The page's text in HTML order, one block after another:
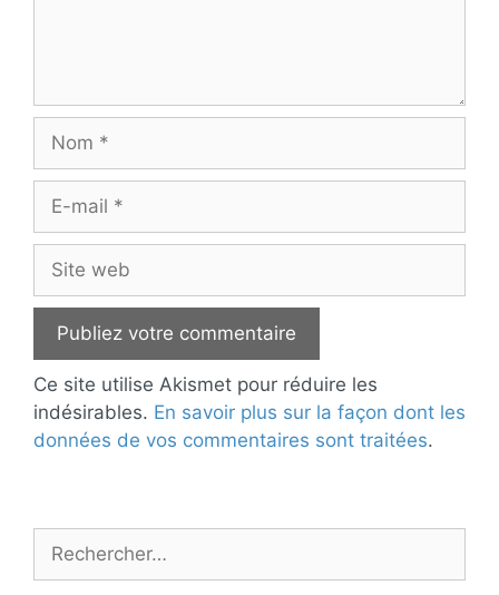
Nom
Site
web
Ce site utilise Akismet pour réduire les
indésirables. En savoir plus sur la façon dont les
données de vos commentaires sont traitées.